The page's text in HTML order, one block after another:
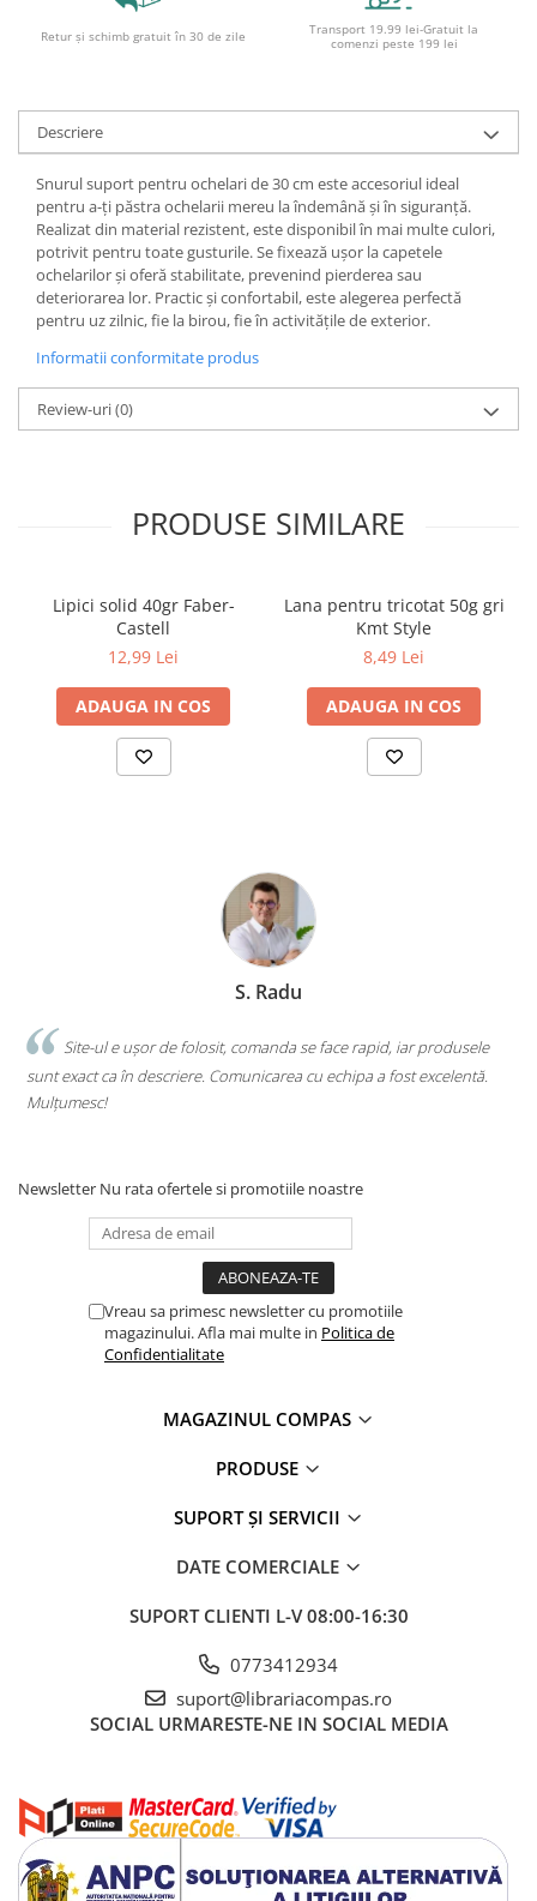
Penare neechipate
Penare tip etui
Acuarele școlare și Tempera
Pensule școlare
Pahare și palete pictură
Cărți
Cărți pentru copii
Cărți de colorat
Cărți ilustrate și interactive
Povești și ficțiune pentru copii
Enciclopedii și atlase pentru copii
Materiale educaționale
Benzi desenate
Metoda Montessori
Bibliografie școlară
Bibliografie didactică
Dicționare și gramatici
Pregătire pentru admitere
Pregătire Evaluare Națională
Pregătire Bacalaureat
Ficțiune erotică
Ficțiune mitologică și istorică
Romane de dragoste
Dezvoltare personală și non-
Psihologie și dezvoltare personală
Parenting și educație
Sănătate și stil de viață
Artă și fotografie
Istorie și științe sociale
Știință și tehnologie
Gastronomie și hobby
Dicționare și ghiduri de conversație
Literatură în limbi străine
Gramatică și vocabulare
Agende datate
Agende nedatate
Agende pentru copii
Retur și schimb gratuit în 30 de zile
Transport 19.99 lei-Gratuit la
comenzi peste 199 lei
Descriere
Snurul suport pentru ochelari de 30 cm este accesoriul ideal
pentru a-ți păstra ochelarii mereu la îndemână și în siguranță.
Realizat din material rezistent, este disponibil în mai multe culori,
potrivit pentru toate gusturile. Se fixează ușor la capetele
ochelarilor și oferă stabilitate, prevenind pierderea sau
deteriorarea lor. Practic și confortabil, este alegerea perfectă
pentru uz zilnic, fie la birou, fie în activitățile de exterior.
Informatii conformitate produs
Review-uri(0)
PRODUSE SIMILARE
Lipici solid 40gr Faber-
Castell
12,99 Lei
ADAUGA IN COS
Lana pentru tricotat 50g gri
Kmt Style
8,49 Lei
ADAUGA IN COS
S. Radu
Site-ul e ușor de folosit, comanda se face rapid, iar produsele
sunt exact ca în descriere. Comunicarea cu echipa a fost excelentă.
Mulțumesc!
Newsletter Nu rata ofertele si promotiile noastre
Vreau sa primesc newsletter cu promotiile
magazinului. Afla mai multe in Politica de
Confidentialitate
MAGAZINUL COMPAS
PRODUSE
SUPORT ȘI SERVICII
DATE COMERCIALE
SUPORT CLIENTI L-V 08:00-16:30
0773412934
suport@librariacompas.ro
SOCIAL URMARESTE-NE IN SOCIAL MEDIA